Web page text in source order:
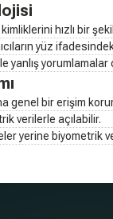
kimliklerini hızlı bir
yüz
yanlış yorumlamalar
genel bir erişim
verilerle açılabilir.
yerine biyometrik